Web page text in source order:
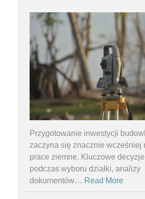
Przygotowanie inwestycji
zaczyna się znacznie wcześniej
prace ziemne. Kluczowe
podczas wyboru działki, analizy
dokumentów… Read More